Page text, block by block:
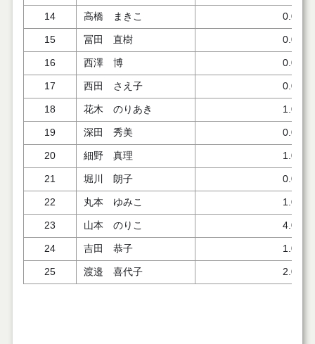
14 高橋 まきこ 0.000
15 冨田 直樹 0.000
16 西澤 博 0.000
17 西田 さえ子 0.000
18 花木 のりあき 1.000
19 深田 秀美 0.000
20 細野 真理 1.000
21 堀川 朗子 0.000
22 丸本 ゆみこ 1.000
23 山本 のりこ 4.000
24 吉田 恭子 1.000
25 渡邉 喜代子 2.000